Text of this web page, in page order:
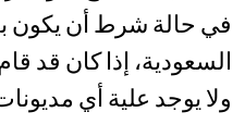
في حالة شرط أن يكون
السعودية، إذا كان قد
ولا يوجد علية أي